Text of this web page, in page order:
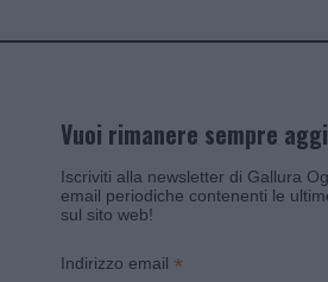
Vuoi rimanere sempre
Iscriviti alla newsletter di Gallura
email periodiche contenenti le
sul sito web!
Indirizzo email *